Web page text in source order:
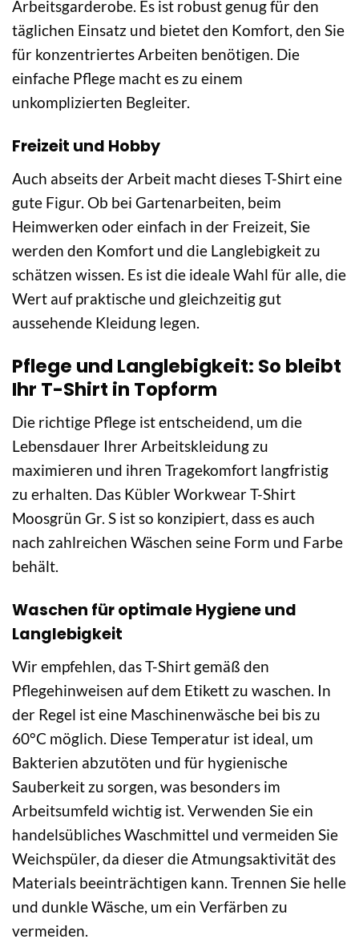
Arbeitsgarderobe. Es ist robust genug für den
täglichen Einsatz und bietet den Komfort, den Sie
für konzentriertes Arbeiten benötigen. Die
einfache Pflege macht es zu einem
unkomplizierten Begleiter.
Freizeit und Hobby
Auch abseits der Arbeit macht dieses T-Shirt eine
gute Figur. Ob bei Gartenarbeiten, beim
Heimwerken oder einfach in der Freizeit, Sie
werden den Komfort und die Langlebigkeit zu
schätzen wissen. Es ist die ideale Wahl für alle, die
Wert auf praktische und gleichzeitig gut
aussehende Kleidung legen.
Pflege und Langlebigkeit: So bleibt
Ihr T-Shirt in Topform
Die richtige Pflege ist entscheidend, um die
Lebensdauer Ihrer Arbeitskleidung zu
maximieren und ihren Tragekomfort langfristig
zu erhalten. Das Kübler Workwear T-Shirt
Moosgrün Gr. S ist so konzipiert, dass es auch
nach zahlreichen Wäschen seine Form und Farbe
behält.
Waschen für optimale Hygiene und
Langlebigkeit
Wir empfehlen, das T-Shirt gemäß den
Pflegehinweisen auf dem Etikett zu waschen. In
der Regel ist eine Maschinenwäsche bei bis zu
60°C möglich. Diese Temperatur ist ideal, um
Bakterien abzutöten und für hygienische
Sauberkeit zu sorgen, was besonders im
Arbeitsumfeld wichtig ist. Verwenden Sie ein
handelsübliches Waschmittel und vermeiden Sie
Weichspüler, da dieser die Atmungsaktivität des
Materials beeinträchtigen kann. Trennen Sie helle
und dunkle Wäsche, um ein Verfärben zu
vermeiden.